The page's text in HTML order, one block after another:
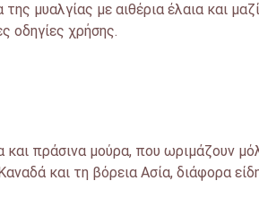
μυαλγίας με αιθέρια έλαια και
οδηγίες χρήσης.
και πράσινα μούρα, που ωριμάζουν
και τη βόρεια Ασία, διάφορα